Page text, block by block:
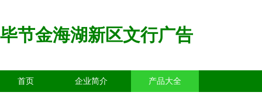
毕节金海湖新区文行广告
首页 企业简介 产品大全